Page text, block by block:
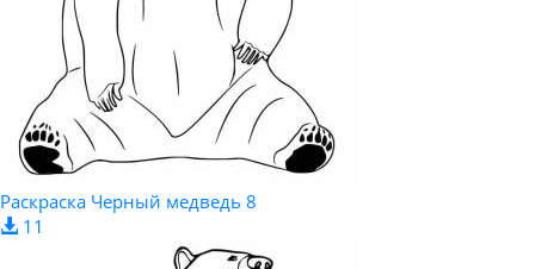
Раскраска Черный медведь 8
11